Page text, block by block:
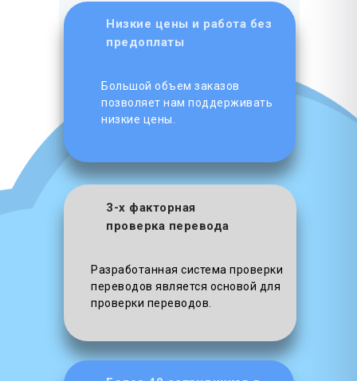
Низкие цены и работа без
предоплаты
3-х факторная
проверка перевода
Разработанная система проверки
переводов является основой для
проверки переводов.
Большой объем заказов
позволяет нам поддерживать
низкие цены.